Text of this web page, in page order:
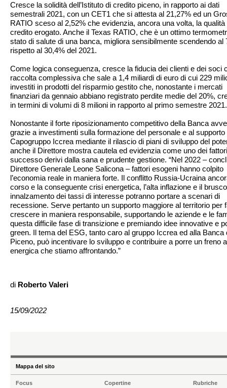
Cresce la solidità dell’Istituto di credito piceno, in rapporto ai dati
semestrali 2021, con un CET1 che si attesta al 21,27% ed un
RATIO sceso al 2,52% che evidenzia, ancora una volta, la qualità
credito erogato. Anche il Texas RATIO, che è un ottimo
stato di salute di una banca, migliora sensibilmente scendendo al
rispetto al 30,4% del 2021.
Come logica conseguenza, cresce la fiducia dei clienti e dei soci
raccolta complessiva che sale a 1,4 miliardi di euro di cui 229
investiti in prodotti del risparmio gestito che, nonostante i mercati
finanziari da gennaio abbiano registrato perdite medie del 20%,
in termini di volumi di 8 milioni in rapporto al primo semestre 2021.
Nonostante il forte riposizionamento competitivo della Banca
grazie a investimenti sulla formazione del personale e al supporto
Capogruppo Iccrea mediante il rilascio di piani di sviluppo del
anche il Direttore mostra cautela ed evidenzia come uno dei
successo derivi dalla sana e prudente gestione. “Nel 2022 –
Direttore Generale Leone Salicona – fattori esogeni hanno colpito
l’economia reale in maniera forte. Il conflitto Russia-Ucraina
corso e la conseguente crisi energetica, l’alta inflazione e il brusco
innalzamento dei tassi di interesse potranno portare a scenari di
recessione. Serve pertanto un supporto maggiore al territorio per
crescere in maniera responsabile, supportando le aziende e le
questa difficile fase di transizione e premiando idee innovative e
green. Il tema del ESG, tanto caro al gruppo Iccrea ed alla Banca
Piceno, può incentivare lo sviluppo e contribuire a porre un freno
energica che stiamo affrontando.”
di Roberto Valeri
15/09/2022
Mappa del sito
Focus
Copertine
Rubriche